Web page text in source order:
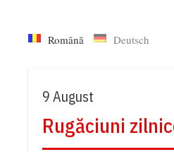
Română Deutsch
9 August
Rugăciuni